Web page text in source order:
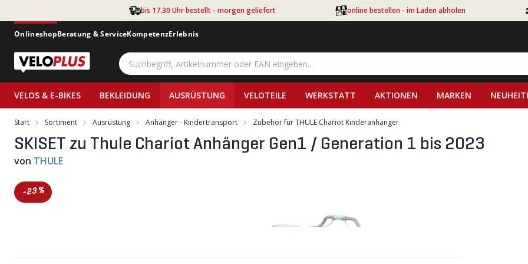
bis 17.30 Uhr bestellt - morgen geliefert online bestellen - im Laden abholen
OnlineshopBeratung & ServiceKompetenzErlebnis
VELOS & E-BIKES BEKLEIDUNG AUSRÜSTUNG VELOTEILE WERKSTATT AKTIONEN MARKEN
Start Sortiment Ausrüstung Anhänger - Kindertransport Zubehör für THULE Chariot Kinderanhänger
SKISET zu Thule Chariot Anhänger Gen1 / Generation 1 bis 2023
von THULE
-23%